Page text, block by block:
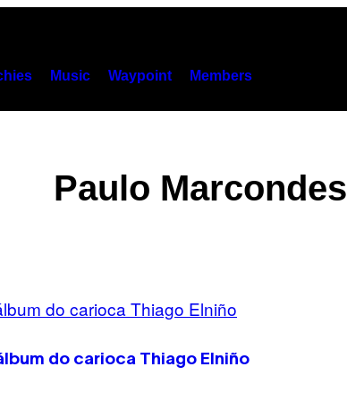
Music Waypoint Members
Paulo Marcondes
do carioca Thiago Elniño